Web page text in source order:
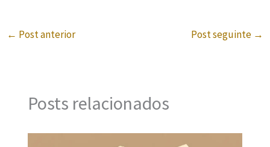
← Post anterior Post seguinte →
Posts relacionados